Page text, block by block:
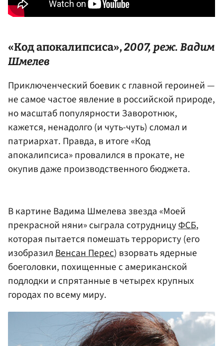
«Код апокалипсиса»,2007, реж. Вадим
Шмелев
Приключенческий боевик с главной героиней —
не самое частое явление в российской природе,
но масштаб популярности Заворотнюк,
кажется, ненадолго (и чуть-чуть) сломал и
патриархат. Правда, в итоге «Код
апокалипсиса» провалился в прокате, не
окупив даже производственного бюджета.
В картине Вадима Шмелева звезда «Моей
прекрасной няни» сыграла сотрудницуФСБ,
которая пытается помешать террористу (его
изобразилВенсан Перес) взорвать ядерные
боеголовки, похищенные с американской
подлодки и спрятанные в четырех крупных
городах по всему миру.